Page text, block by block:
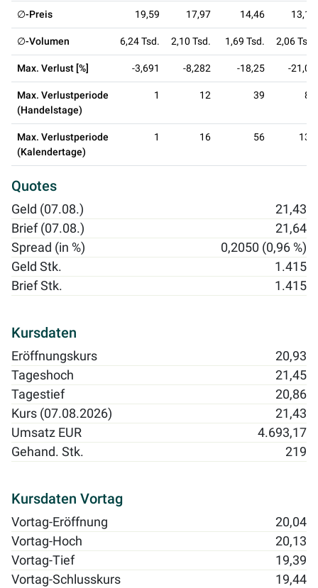
∅-Preis 19,59 17,97 14,46 13,14
∅-Volumen 6,24 Tsd. 2,10 Tsd. 1,69 Tsd. 2,06 Tsd.
Max. Verlust [%] -3,691 -8,282 -18,25 -21,05
Max. Verlustperiode
(Handelstage)
1 12 39 89
Max. Verlustperiode
(Kalendertage)
1 16 56 132
Quotes
Geld (07.08.)
21,43
Brief (07.08.)
21,64
Spread (in %)
0,2050 (0,96 %)
Geld Stk.
1.415
Brief Stk.
1.415
Kursdaten
Eröffnungskurs
20,93
Tageshoch
21,45
Tagestief
20,86
Kurs (07.08.2026)
21,43
Umsatz EUR
4.693,17
Gehand. Stk.
219
Kursdaten Vortag
Vortag-Eröffnung
20,04
Vortag-Hoch
20,13
Vortag-Tief
19,39
Vortag-Schlusskurs
19,44